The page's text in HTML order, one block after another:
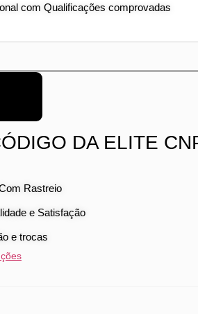
com Qualificações comprovadas
DA ELITE
Rastreio
e Satisfação
e trocas